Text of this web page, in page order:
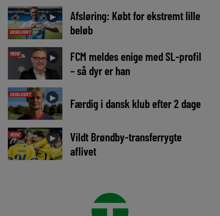
EKSKLUSIVT
►
Afsløring: Købt for ekstremt lille
beløb
MEDIE ►
FCM meldes enige med SL-profil
– så dyr er han
EKSKLUSIVT ► Færdig i dansk klub efter 2 dage
MEDIE ►
Vildt Brøndby-transferrygte
aflivet